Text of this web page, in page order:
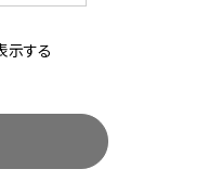
示する